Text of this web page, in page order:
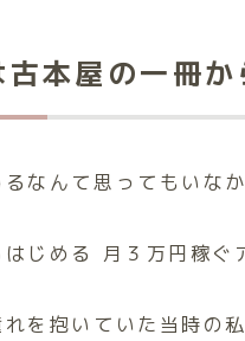
本屋の一冊か
なんて思ってもいな
じめる 月３万円稼ぐ
を抱いていた当時の